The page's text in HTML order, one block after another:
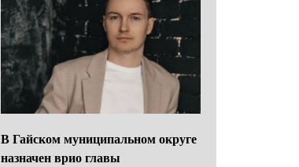
В Гайском муниципальном округе
назначен врио главы